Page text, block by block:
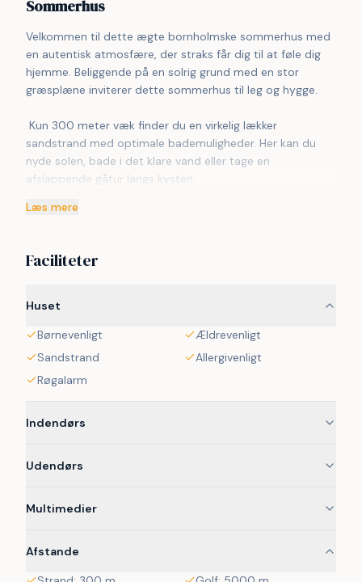
Sommerhus
Velkommen til dette ægte bornholmske sommerhus med
en autentisk atmosfære, der straks får dig til at føle dig
hjemme. Beliggende på en solrig grund med en stor
græsplæne inviterer dette sommerhus til leg og hygge.
sandstrand med optimale bademuligheder. Her kan du
nyde solen, bade i det klare vand eller tage en
afslappende gåtur langs kysten.
Området omkring ferieboligen byder på et stort
behøver for et behageligt ophold. Med tre hyggelige
sommerhus ideelt til en familieferie eller en afslappende
getaway med venner.
kanaler. Praktiske faciliteter som vaskemaskine er også til
nyd en ferie i dette idylliske sommerhus, hvor roen og
ferieoplevelse.
Læs mere
Faciliteter
Huset
Børnevenligt
Ældrevenligt
Sandstrand
Allergivenligt
Røgalarm
Indendørs
Udendørs
Multimedier
Afstande